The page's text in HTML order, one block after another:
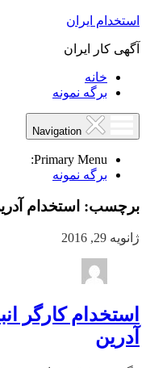
استخدام ایران
آگهی کار ایران
خانه
برگه نمونه
Primary Menu:
برگه نمونه
برچسب: استخدام
ژانویه 29, 2016
استخدام کارگر
آدرین